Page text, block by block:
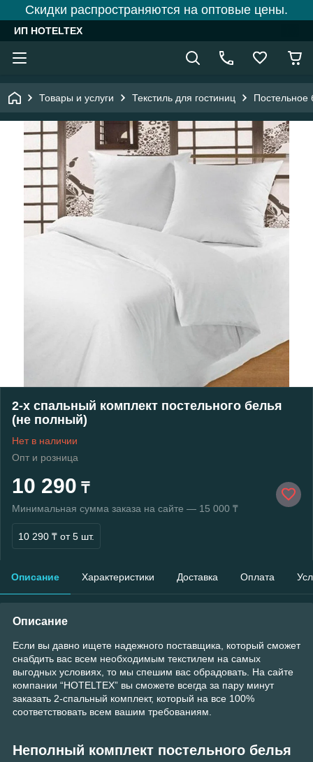
Скидки распространяются на оптовые цены.
ИП HOTELTEX
Товары и услуги Текстиль для гостиниц Постельное
2-х спальный комплект постельного белья
(не полный)
Нет в наличии
Опт и розница
10 290 ₸
Минимальная сумма заказа на сайте — 15 000 ₸
10 290 ₸ от 5 шт.
Описание Характеристики Доставка Оплата
Описание
Если вы давно ищете надежного поставщика, который сможет
снабдить вас всем необходимым текстилем на самых
выгодных условиях, то мы спешим вас обрадовать. На сайте
компании “HOTELTEX” вы сможете всегда за пару минут
заказать 2-спальный комплект, который на все 100%
соответствовать всем вашим требованиям.
Неполный комплект постельного белья